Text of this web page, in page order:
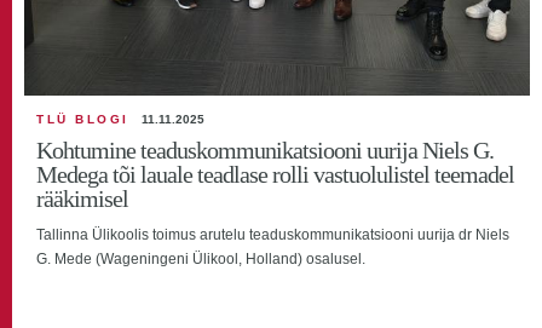
TLÜ BLOGI 11.11.2025
Kohtumine teaduskommunikatsiooni uurija Niels G.
Medega tõi lauale teadlase rolli vastuolulistel teemadel
rääkimisel
Tallinna Ülikoolis toimus arutelu teaduskommunikatsiooni uurija dr Niels
G. Mede (Wageningeni Ülikool, Holland) osalusel.